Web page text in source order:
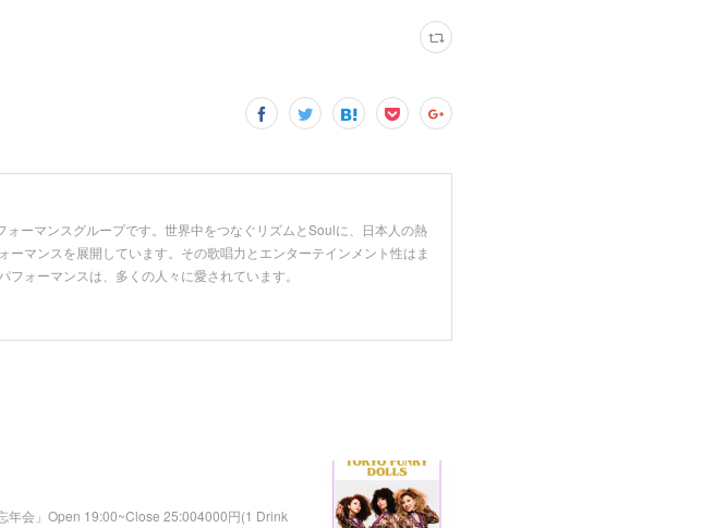
ーマンスグループです。世界中をつなぐリズムとSoulに、日本人の熱
マンスを展開しています。その歌唱力とエンターテインメント性はま
ォーマンスは、多くの人々に愛されています。
会」Open 19:00~Close 25:004000円(1 Drink